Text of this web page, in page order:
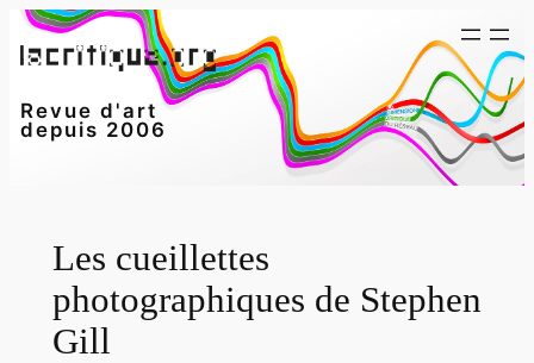
Aller
au
Revue d'art
depuis 2006
Les cueillettes
photographiques de Stephen
Gill